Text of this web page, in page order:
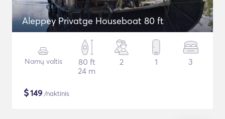
Aleppey Privatge Houseboat 80 ft
Namų valtis
80 ft
24 m
2 1 3
$149 /naktinis